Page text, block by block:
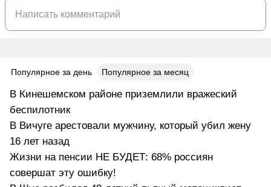
Популярное за день Популярное за месяц
В Кинешемском районе приземлили вражеский
беспилотник
В Вичуге арестовали мужчину, который убил жену
16 лет назад
Жизни на пенсии НЕ БУДЕТ: 68% россиян
совершат эту ошибку!